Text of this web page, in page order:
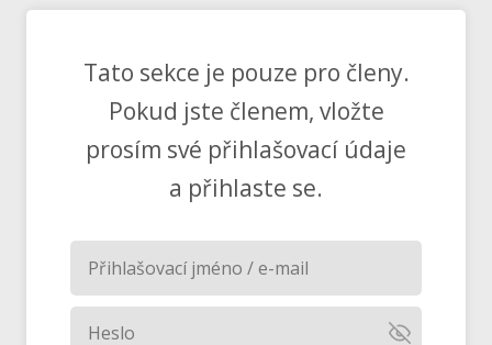
Tato sekce je pouze pro členy.
Pokud jste členem, vložte
prosím své přihlašovací údaje
a přihlaste se.